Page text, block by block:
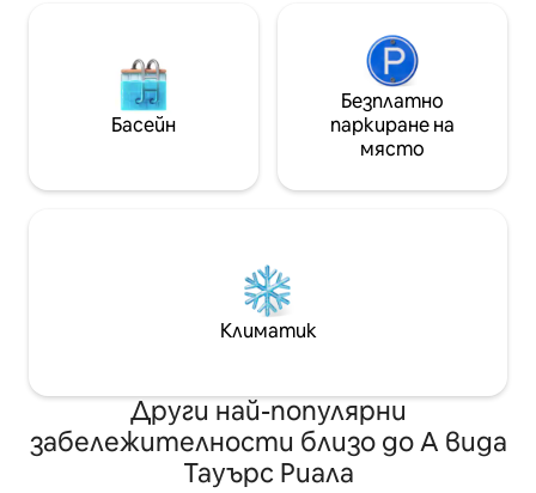
минути до SM Mall/Ayala Cebu Mall, 35
минути до летище Mactan на 50
Басейн
Безплатно
паркиране на
място
Климатик
Други най-популярни
забележителности близо до А вида
Тауърс Риала